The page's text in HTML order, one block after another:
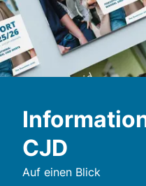
CJD
Auf einen Blick